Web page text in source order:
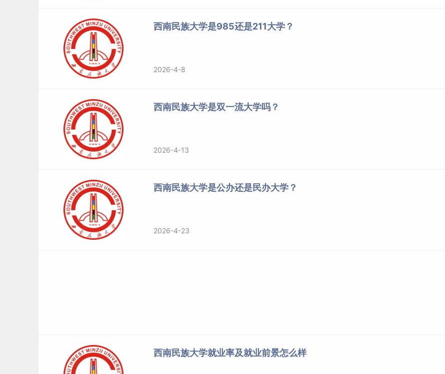
1.艺术类专业录取依据成绩：若生源省份有规定的投档综合成绩计算办法，进档考生按其生源省份投档综合成绩
排序录取及确定专业；否则，进档考生按照综合成绩{
业统考成绩÷专业总分）×
}录取及确定专业。
3.艺术、体育类专业录取依据成绩相同时，依次比较专业统考成绩、文化成绩（含政策性加分）、语文、数学、外
语成绩，分数高者优先录取。若仍相同则比较考生专业志愿顺序，顺序在前者优先。进档考生所填报的专业志愿都
无法满足时，若服从专业调剂，则根据考生成绩调剂到未录满的专业录取，若不服从专业调剂，作退档处理。
类为：钢琴、手风琴、二胡、马头琴、大提琴、唢呐、琵琶。
5.舞蹈类专业招生舞蹈种类为中国舞、芭蕾舞、现代舞、流行舞。
中国少数民族
第十七条按照大类招生的专业类，入学后实施大类培养，再根据学校大类分流办法和学生学习志趣分流到专业类
所属本科专业培养。
西南民族大学是985还是211大学？
2026-4-8
西南民族大学是双一流大学吗？
2026-4-13
西南民族大学是公办还是民办大学？
2026-4-23
西南民族大学就业率及就业前景怎么样